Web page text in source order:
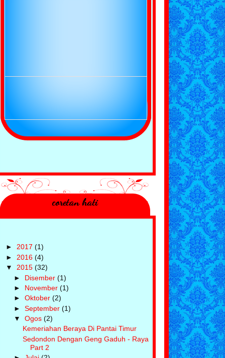
coretan hati
► 2017 (1)
► 2016 (4)
▼ 2015 (32)
► Disember(1)
►
November(1)
►Oktober(2)
►September(1)
▼Ogos(2)
Kemeriahan Beraya Di Pantai Timur
Sedondon Dengan Geng Gaduh - Raya
Part 2